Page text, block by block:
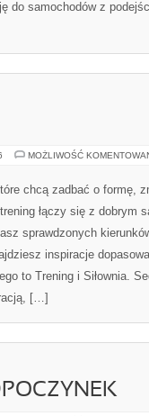
do samochodów z
MOŻLIWOŚĆ
chcą zadbać o formę,
łączy się z dobrym
sprawdzonych
inspiracje
to Trening i Siłownia.
[…]